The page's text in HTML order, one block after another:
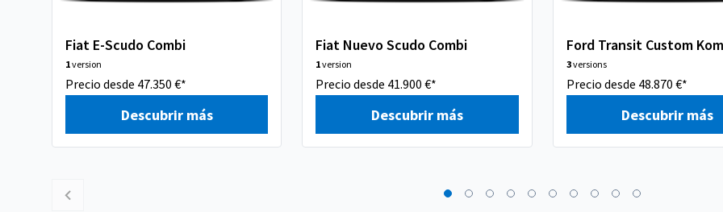
Fiat E-Scudo Combi
1version
Precio desde 47.350 €*
Descubrir más
Fiat Nuevo Scudo Combi
1version
Precio desde 41.900 €*
Descubrir más
Ford Transit Custom
3versions
Precio desde 48.870 €*
Descubrir más